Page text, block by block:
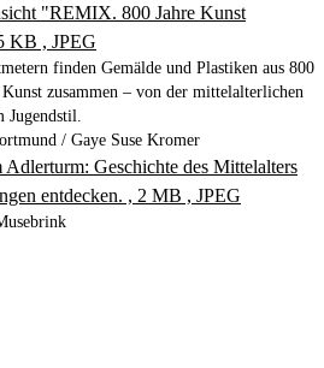
"REMIX. 800 Jahre Kunst
KB , JPEG
finden Gemälde und Plastiken aus 800
zusammen – von der mittelalterlichen
Jugendstil.
/ Gaye Suse Kromer
Adlerturm: Geschichte des Mittelalters
entdecken. , 2 MB , JPEG